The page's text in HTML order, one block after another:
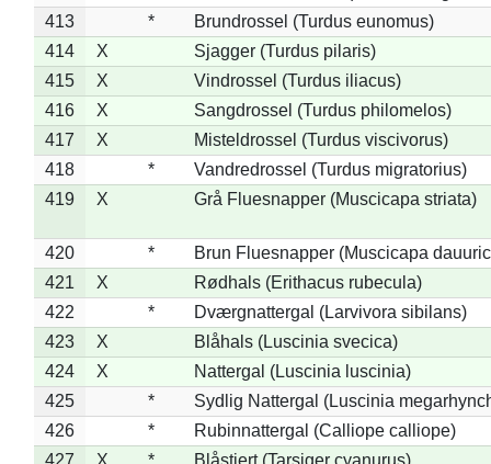
413
*
Brundrossel (Turdus eunomus)
414
X
Sjagger (Turdus pilaris)
415
X
Vindrossel (Turdus iliacus)
416
X
Sangdrossel (Turdus philomelos)
417
X
Misteldrossel (Turdus viscivorus)
418
*
Vandredrossel (Turdus migratorius)
419
X Grå Fluesnapper (Muscicapa striata)
420 *
Brun Fluesnapper (Muscicapa
421
X
Rødhals (Erithacus rubecula)
422
*
Dværgnattergal (Larvivora sibilans)
423
X
Blåhals (Luscinia svecica)
424
X
Nattergal (Luscinia luscinia)
425
*
Sydlig Nattergal (Luscinia
426
*
Rubinnattergal (Calliope calliope)
427
X * Blåstjert (Tarsiger cyanurus)